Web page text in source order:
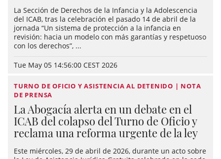
La Sección de Derechos de la Infancia y la Adolescencia
del ICAB, tras la celebración el pasado 14 de abril de la
jornada “Un sistema de protección a la infancia en
revisión: hacia un modelo con más garantías y respetuoso
con los derechos”, ...
Tue May 05 14:56:00 CEST 2026
TURNO DE OFICIO Y ASISTENCIA AL DETENIDO | NOTA
DE PRENSA
La Abogacía alerta en un debate en el
ICAB del colapso del Turno de Oficio y
reclama una reforma urgente de la ley
Este miércoles, 29 de abril de 2026, durante un acto sobre